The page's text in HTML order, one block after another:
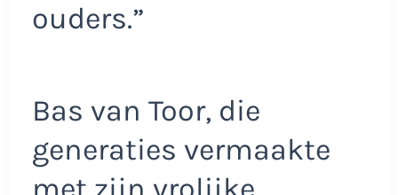
ouders.”
Bas van Toor, die
generaties vermaakte